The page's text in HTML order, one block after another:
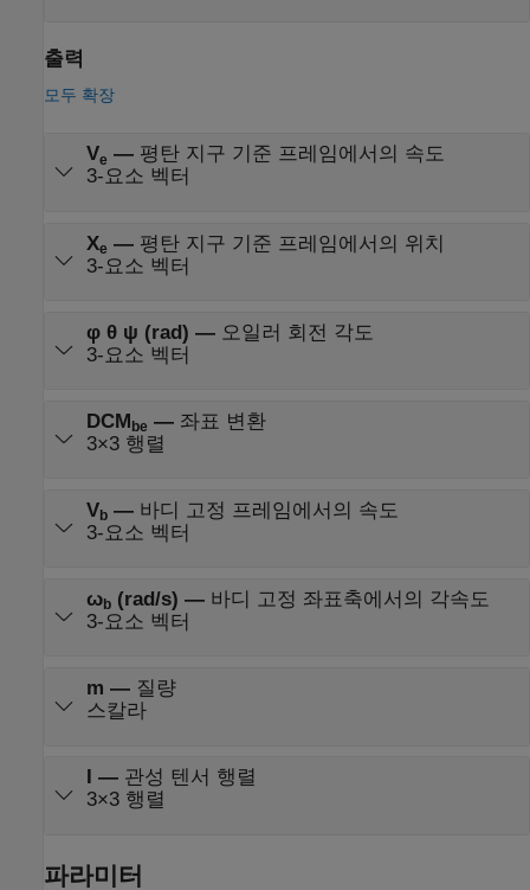
출력
모두 확장
Ve — 평탄 지구 기준 프레임에서의 속도
3-요소 벡터
Xe — 평탄 지구 기준 프레임에서의 위치
3-요소 벡터
φ θ ψ (rad) — 오일러 회전 각도
3-요소 벡터
DCMbe — 좌표 변환
3×3 행렬
Vb— 바디 고정 프레임에서의 속도
3-요소 벡터
ωb(rad/s) — 바디 고정 좌표축에서의 각속도
3-요소 벡터
m — 질량
스칼라
— 관성 텐서 행렬
3×3 행렬
파라미터